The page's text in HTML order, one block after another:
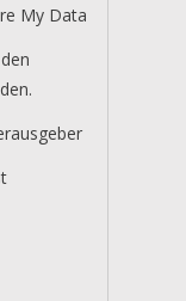
My Data